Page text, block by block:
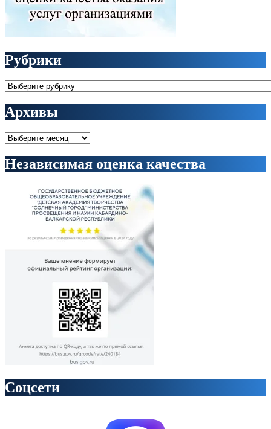
Рубрики
Рубрики
Архивы
Архивы
Независимая оценка качества
Соцсети